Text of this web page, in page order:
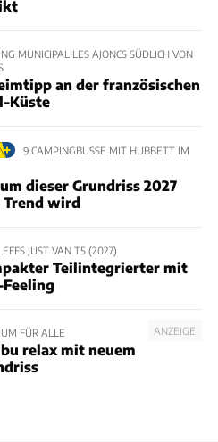
MUNICIPAL LES AJONCS SÜDLICH VON
an der französischen
Küste
9 CAMPINGBUSSE MIT HUBBETT IM
dieser Grundriss 2027
Trend wird
JUST VAN T5 (2027)
Teilintegrierter mit
Feeling
ANZEIGE
FÜR ALLE
relax mit neuem